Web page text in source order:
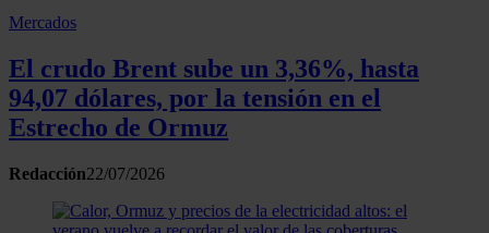
Mercados
El crudo Brent sube un 3,36%, hasta
94,07 dólares, por la tensión en el
Estrecho de Ormuz
Redacción22/07/2026